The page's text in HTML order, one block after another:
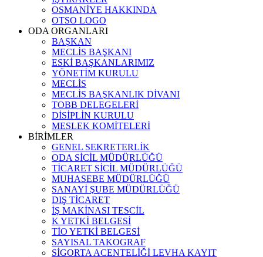
OSMANİYE HAKKINDA
OTSO LOGO
ODA ORGANLARI
BAŞKAN
MECLİS BAŞKANI
ESKİ BAŞKANLARIMIZ
YÖNETİM KURULU
MECLİS
MECLİS BAŞKANLIK DİVANI
TOBB DELEGELERİ
DİSİPLİN KURULU
MESLEK KOMİTELERİ
BİRİMLER
GENEL SEKRETERLİK
ODA SİCİL MÜDÜRLÜĞÜ
TİCARET SİCİL MÜDÜRLÜĞÜ
MUHASEBE MÜDÜRLÜĞÜ
SANAYİ ŞUBE MÜDÜRLÜĞÜ
DIŞ TİCARET
İŞ MAKİNASI TESCİL
K YETKİ BELGESİ
TİO YETKİ BELGESİ
SAYISAL TAKOGRAF
SİGORTA ACENTELİĞİ LEVHA KAYIT